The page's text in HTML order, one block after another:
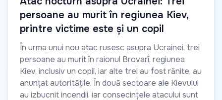
persoane au murit în regiunea Kiev,
printre victime este și un copil
În urma unui nou atac rusesc asupra Ucrainei, trei
persoane au murit în raionul Brovarî, regiunea
Kiev, inclusiv un copil, iar alte trei au fost rănite, au
anunțat autoritățile. În două sectoare ale Kievului
au izbucnit incendii, iar consecințele atacului sunt